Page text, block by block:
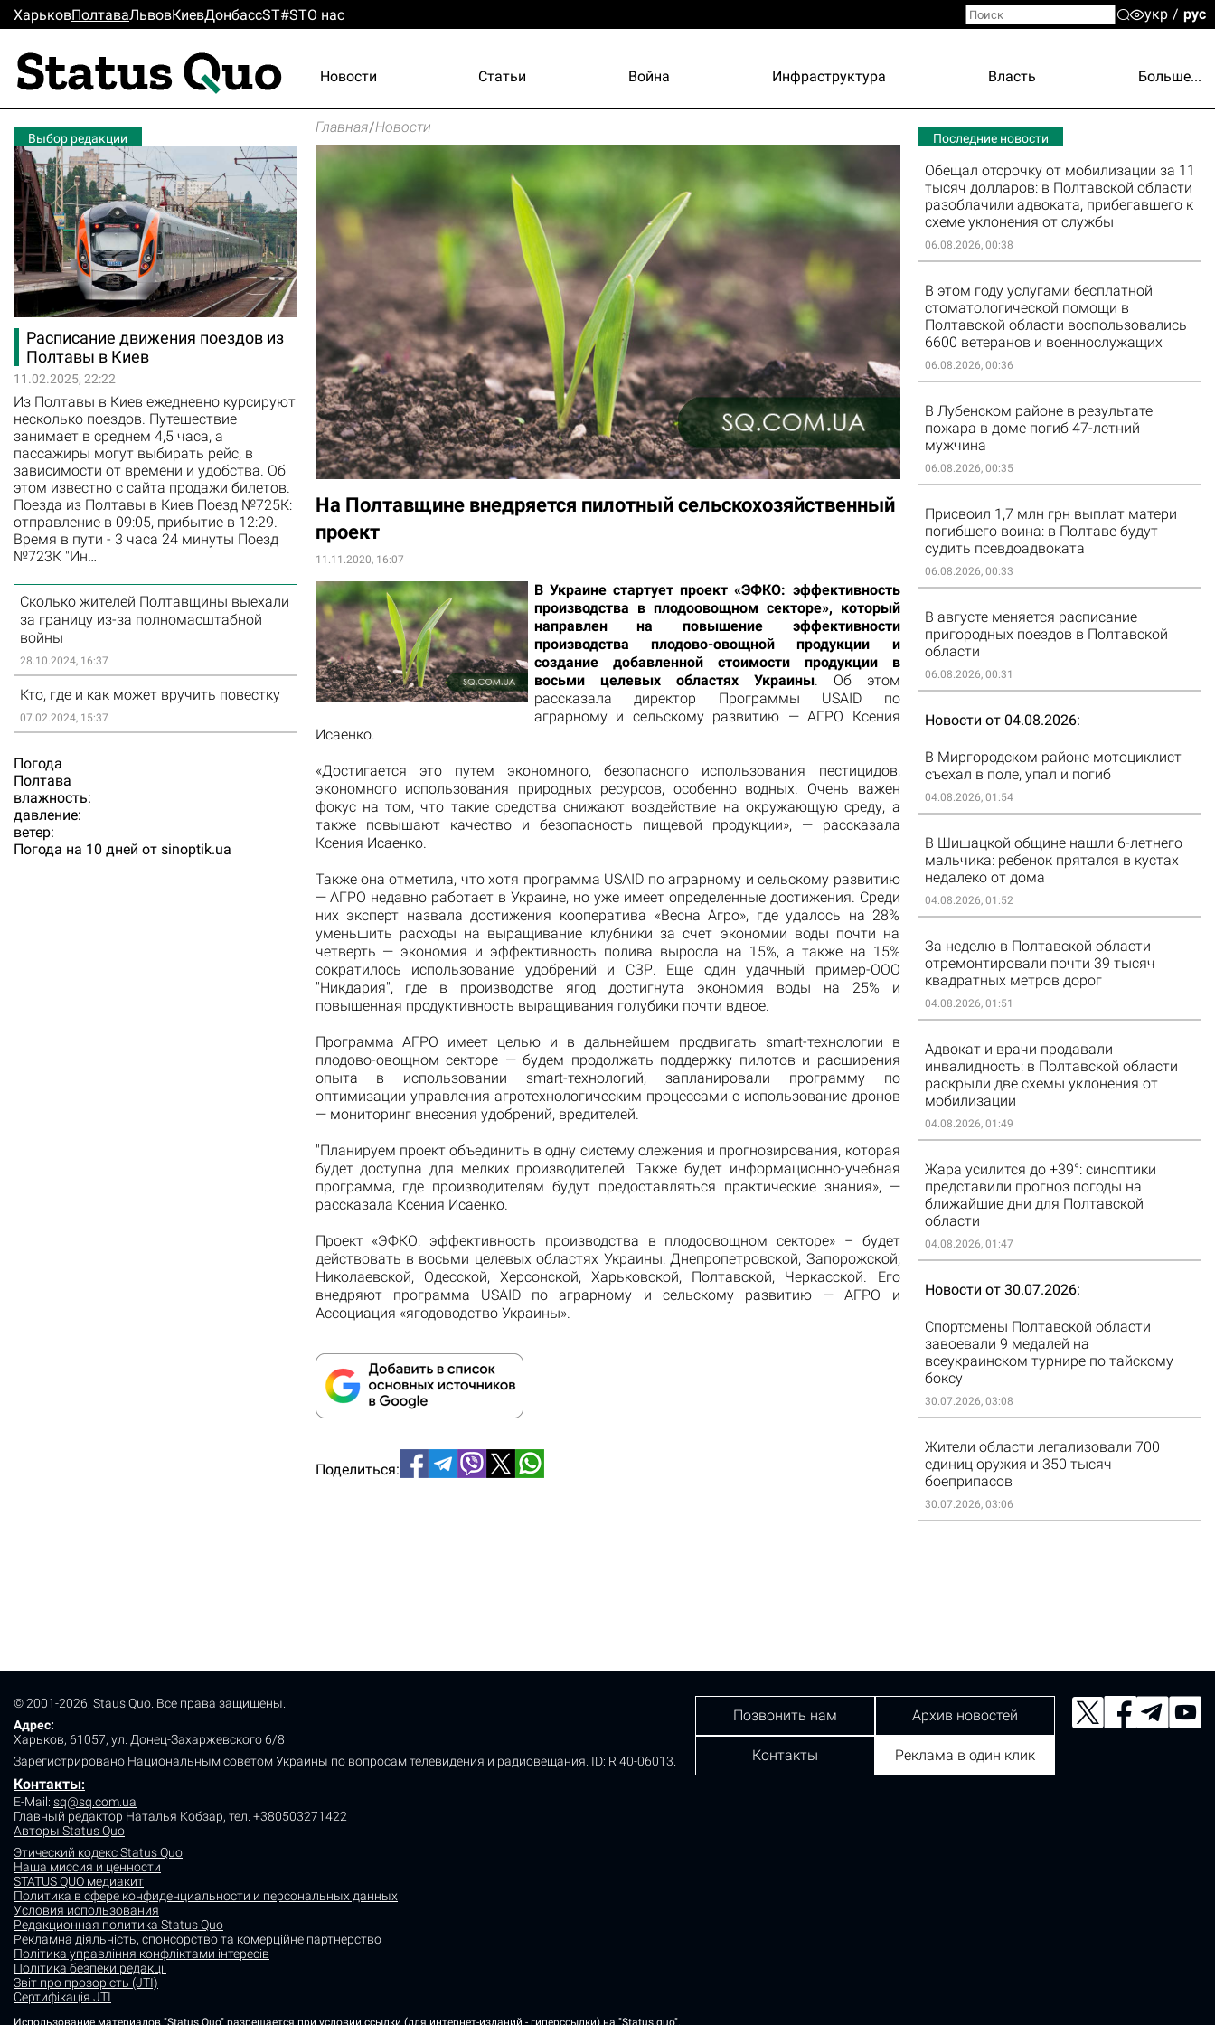
ХарьковПолтаваЛьвовКиевДонбассST#STО нас укр рус
Новости Статьи Война Инфраструктура Власть Больше...
Выбор редакции
Расписание движения поездов из
Полтавы в Киев
11.02.2025, 22:22
Из Полтавы в Киев ежедневно курсируют
несколько поездов. Путешествие
занимает в среднем 4,5 часа, а
пассажиры могут выбирать рейс, в
зависимости от времени и удобства. Об
этом известно с сайта продажи билетов.
Поезда из Полтавы в Киев Поезд №725К:
отправление в 09:05, прибытие в 12:29.
Время в пути - 3 часа 24 минуты Поезд
№723К "Ин…
Сколько жителей Полтавщины выехали
за границу из-за полномасштабной
войны
28.10.2024, 16:37
Кто, где и как может вручить повестку
07.02.2024, 15:37
Погода
Полтава
влажность:
давление:
ветер:
Погода на 10 дней от sinoptik.ua
Главная/Новости
На Полтавщине внедряется пилотный сельскохозяйственный
проект
11.11.2020, 16:07
В Украине стартует проект «ЭФКО: эффективность
производства в плодоовощном секторе», который
направлен на повышение эффективности
производства плодово-овощной продукции и
создание добавленной стоимости продукции в
восьми целевых областях Украины. Об этом
рассказала директор Программы USAID по
аграрному и сельскому развитию — АГРО Ксения
Исаенко.
«Достигается это путем экономного, безопасного использования пестицидов,
экономного использования природных ресурсов, особенно водных. Очень важен
фокус на том, что такие средства снижают воздействие на окружающую среду, а
также повышают качество и безопасность пищевой продукции», — рассказала
Ксения Исаенко.
Также она отметила, что хотя программа USAID по аграрному и сельскому развитию
— АГРО недавно работает в Украине, но уже имеет определенные достижения. Среди
них эксперт назвала достижения кооператива «Весна Агро», где удалось на 28%
уменьшить расходы на выращивание клубники за счет экономии воды почти на
четверть — экономия и эффективность полива выросла на 15%, а также на 15%
сократилось использование удобрений и СЗР. Еще один удачный пример-ООО
"Никдария", где в производстве ягод достигнута экономия воды на 25% и
повышенная продуктивность выращивания голубики почти вдвое.
Программа АГРО имеет целью и в дальнейшем продвигать smart-технологии в
плодово-овощном секторе — будем продолжать поддержку пилотов и расширения
опыта в использовании smart-технологий, запланировали программу по
оптимизации управления агротехнологическим процессами с использование дронов
— мониторинг внесения удобрений, вредителей.
"Планируем проект объединить в одну систему слежения и прогнозирования, которая
будет доступна для мелких производителей. Также будет информационно-учебная
программа, где производителям будут предоставляться практические знания», —
рассказала Ксения Исаенко.
Проект «ЭФКО: эффективность производства в плодоовощном секторе» – будет
действовать в восьми целевых областях Украины: Днепропетровской, Запорожской,
Николаевской, Одесской, Херсонской, Харьковской, Полтавской, Черкасской. Его
внедряют программа USAID по аграрному и сельскому развитию — АГРО и
Ассоциация «ягодоводство Украины».
Поделиться:
Последние новости
Обещал отсрочку от мобилизации за 11
тысяч долларов: в Полтавской области
разоблачили адвоката, прибегавшего к
схеме уклонения от службы
06.08.2026, 00:38
В этом году услугами бесплатной
стоматологической помощи в
Полтавской области воспользовались
6600 ветеранов и военнослужащих
06.08.2026, 00:36
В Лубенском районе в результате
пожара в доме погиб 47-летний
мужчина
06.08.2026, 00:35
Присвоил 1,7 млн грн выплат матери
погибшего воина: в Полтаве будут
судить псевдоадвоката
06.08.2026, 00:33
В августе меняется расписание
пригородных поездов в Полтавской
области
06.08.2026, 00:31
Новости от 04.08.2026
В Миргородском районе мотоциклист
съехал в поле, упал и погиб
04.08.2026, 01:54
В Шишацкой общине нашли 6-летнего
мальчика: ребенок прятался в кустах
недалеко от дома
04.08.2026, 01:52
За неделю в Полтавской области
отремонтировали почти 39 тысяч
квадратных метров дорог
04.08.2026, 01:51
Адвокат и врачи продавали
инвалидность: в Полтавской области
раскрыли две схемы уклонения от
мобилизации
04.08.2026, 01:49
Жара усилится до +39°: синоптики
представили прогноз погоды на
ближайшие дни для Полтавской
области
04.08.2026, 01:47
Новости от 30.07.2026
Спортсмены Полтавской области
завоевали 9 медалей на
всеукраинском турнире по тайскому
боксу
30.07.2026, 03:08
Жители области легализовали 700
единиц оружия и 350 тысяч
боеприпасов
30.07.2026, 03:06
© 2001-2026, Staus Quo. Все права защищены.
Адрес:
Харьков, 61057, ул. Донец-Захаржевского 6/8
Зарегистрировано Национальным советом Украины по вопросам телевидения и радиовещания. ID: R 40-06013.
Контакты:
E-Mail: sq@sq.com.ua
Главный редактор Наталья Кобзар, тел. +380503271422
Авторы Status Quo
Этический кодекс Status Quo
Наша миссия и ценности
STATUS QUO медиакит
Политика в сфере конфиденциальности и персональных данных
Условия использования
Редакционная политика Status Quo
Рекламна діяльність, спонсорство та комерційне партнерство
Політика управління конфліктами інтересів
Політика безпеки редакції
Звіт про прозорість (JTI)
Сертифікація JTI
Позвонить нам Архив новостей
Контакты Реклама в один клик
Использование материалов "Status Quo" разрешается при условии ссылки (для интернет-изданий - гиперссылки) на "Status quo".